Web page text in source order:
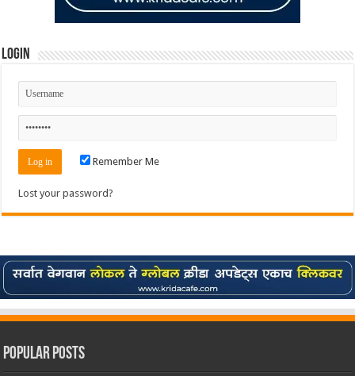
Login
Remember Me
Lost your password?
Popular Posts